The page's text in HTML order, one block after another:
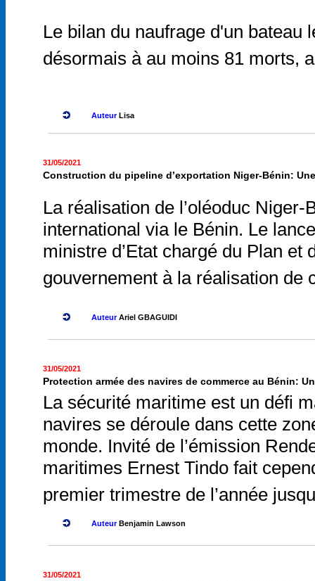
Le bilan du naufrage d'un
désormais à au moins 81 morts,
AuteurLisa
31/05/2021
Construction du pipeline d’exportation Niger-Bénin:
La réalisation de l’oléoduc
international via le Bénin. Le
ministre d’Etat chargé du Plan et
gouvernement à la réalisation de
AuteurAriel GBAGUIDI
31/05/2021
Protection armée des navires de commerce au Bénin:
La sécurité maritime est un défi
navires se déroule dans cette
monde. Invité de l’émission
maritimes Ernest Tindo fait
premier trimestre de l’année
AuteurBenjamin Lawson
31/05/2021